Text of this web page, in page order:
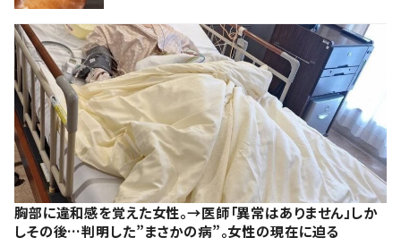
胸部に違和感を覚えた女性。→医師「異常はありません」しか
しその後…判明した”まさかの病”。女性の現在に迫る